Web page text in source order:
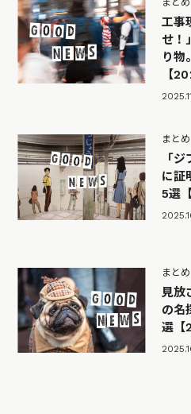
まとめ
工事
せ！
り物
【
まとめ
「
に証
5選
まとめ
見放
の名
選【